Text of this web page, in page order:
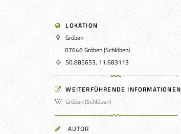
LOKATION
Gröben
07646 Gröben (Schlöben)
50.885653, 11.683113
WEITERFÜHRENDE INFORMATIONEN
Gröben (Schlöben)
AUTOR